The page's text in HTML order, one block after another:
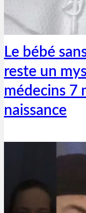
Thibaut Parent
27 juillet 2019
Le bébé
reste un
médecins 7
naissance